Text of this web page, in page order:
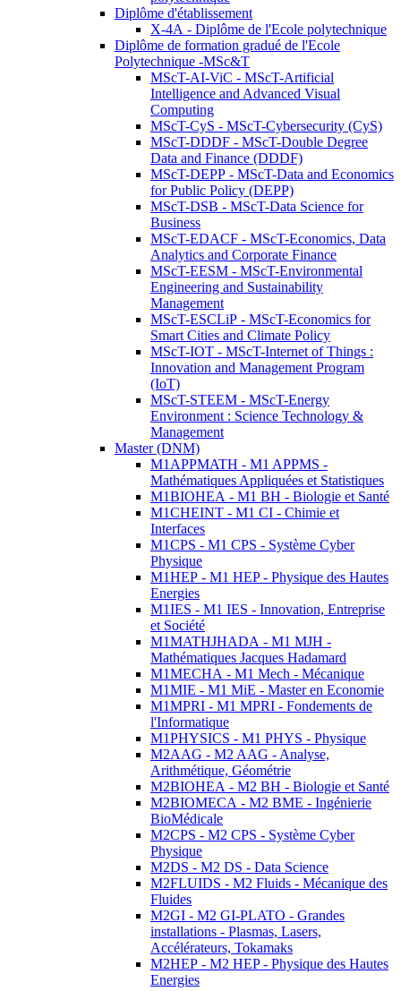
Diplôme d'établissement
X-4A - Diplôme de l'Ecole polytechnique
Diplôme de formation gradué de l'Ecole
Polytechnique -MSc&T
MScT-AI-ViC - MScT-Artificial
Intelligence and Advanced Visual
Computing
MScT-CyS - MScT-Cybersecurity (CyS)
MScT-DDDF - MScT-Double Degree
Data and Finance (DDDF)
MScT-DEPP - MScT-Data and Economics
for Public Policy (DEPP)
MScT-DSB - MScT-Data Science for
Business
MScT-EDACF - MScT-Economics, Data
Analytics and Corporate Finance
MScT-EESM - MScT-Environmental
Engineering and Sustainability
Management
MScT-ESCLiP - MScT-Economics for
Smart Cities and Climate Policy
MScT-IOT - MScT-Internet of Things :
Innovation and Management Program
(IoT)
MScT-STEEM - MScT-Energy
Environment : Science Technology &
Management
Master (DNM)
M1APPMATH - M1 APPMS -
Mathématiques Appliquées et Statistiques
M1BIOHEA - M1 BH - Biologie et Santé
M1CHEINT - M1 CI - Chimie et
Interfaces
M1CPS - M1 CPS - Système Cyber
Physique
M1HEP - M1 HEP - Physique des Hautes
Energies
M1IES - M1 IES - Innovation, Entreprise
et Société
M1MATHJHADA - M1 MJH -
Mathématiques Jacques Hadamard
M1MECHA - M1 Mech - Mécanique
M1MIE - M1 MiE - Master en Economie
M1MPRI - M1 MPRI - Fondements de
l'Informatique
M1PHYSICS - M1 PHYS - Physique
M2AAG - M2 AAG - Analyse,
Arithmétique, Géométrie
M2BIOHEA - M2 BH - Biologie et Santé
M2BIOMECA - M2 BME - Ingénierie
BioMédicale
M2CPS - M2 CPS - Système Cyber
Physique
M2DS - M2 DS - Data Science
M2FLUIDS - M2 Fluids - Mécanique des
Fluides
M2GI - M2 GI-PLATO - Grandes
installations - Plasmas, Lasers,
Accélérateurs, Tokamaks
M2HEP - M2 HEP - Physique des Hautes
Energies